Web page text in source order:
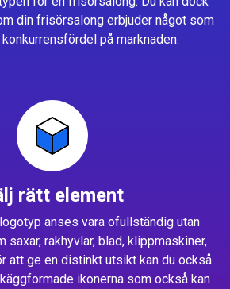
din frisörsalong erbjuder något som
på marknaden.
rätt element
anses vara ofullständig utan
saxar, rakhyvlar, blad, klippmaskiner,
att ge en distinkt utsikt kan du också
ikonerna som också kan